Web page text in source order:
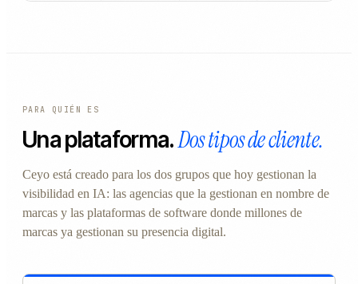
PARA QUIÉN ES
Una plataforma.Dos tipos de cliente.
Ceyo está creado para los dos grupos que hoy gestionan la
visibilidad en IA: las agencias que la gestionan en nombre de
marcas y las plataformas de software donde millones de
marcas ya gestionan su presencia digital.